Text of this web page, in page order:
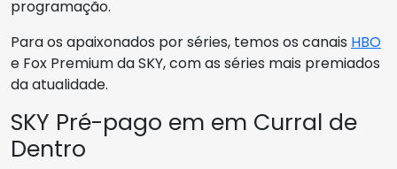
programação.
Para os apaixonados por séries, temos os canais HBO
e Fox Premium da SKY, com as séries mais premiados
da atualidade.
SKY Pré-pago em em Curral de
Dentro